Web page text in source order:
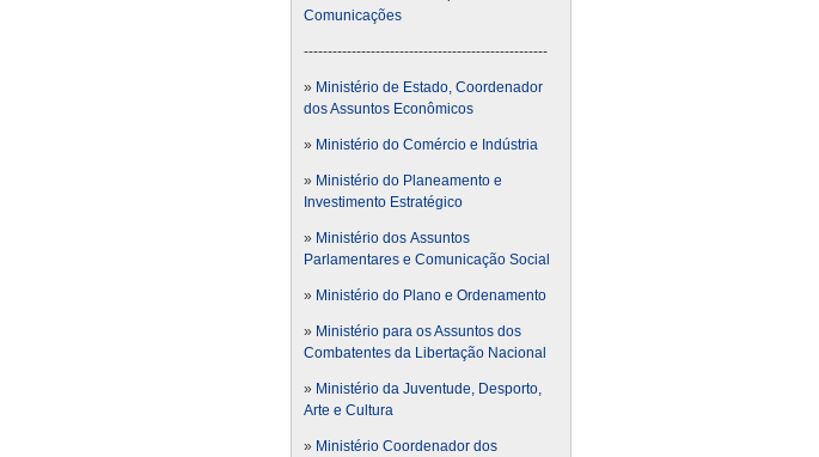
Comunicações
---------------------------------------------------
» Ministério de Estado, Coordenador
dos Assuntos Econômicos
» Ministério do Comércio e Indústria
» Ministério do Planeamento e
Investimento Estratégico
» Ministério dos Assuntos
Parlamentares e Comunicação Social
» Ministério do Plano e Ordenamento
» Ministério para os Assuntos dos
Combatentes da Libertação Nacional
» Ministério da Juventude, Desporto,
Arte e Cultura
» Ministério Coordenador dos